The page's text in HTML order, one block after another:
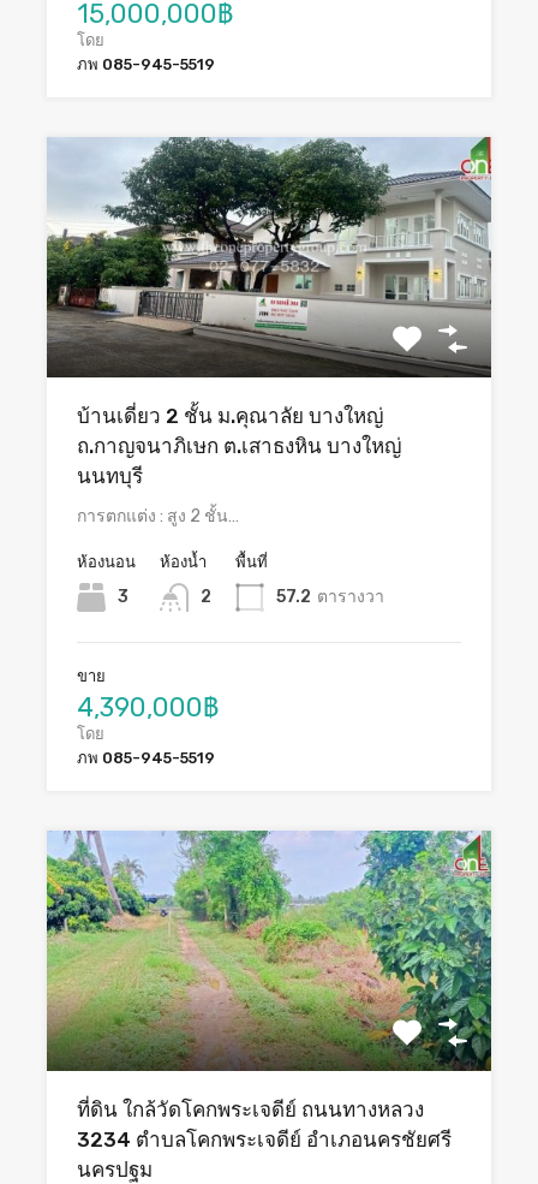
15,000,000฿
โดย
ภพ 085-945-5519
บ้านเดี่ยว 2 ชั้น ม.คุณาลัย บางใหญ่
ถ.กาญจนาภิเษก ต.เสาธงหิน บางใหญ่
นนทบุรี
การตกแต่ง : สูง 2 ชั้น…
ห้องนอน
3
ห้องน้ำ
2
พื้นที่
57.2 ตารางวา
ขาย
4,390,000฿
โดย
ภพ 085-945-5519
ที่ดิน ใกล้วัดโคกพระเจดีย์ ถนนทางหลวง
3234 ตำบลโคกพระเจดีย์ อำเภอนครชัยศรี
นครปฐม